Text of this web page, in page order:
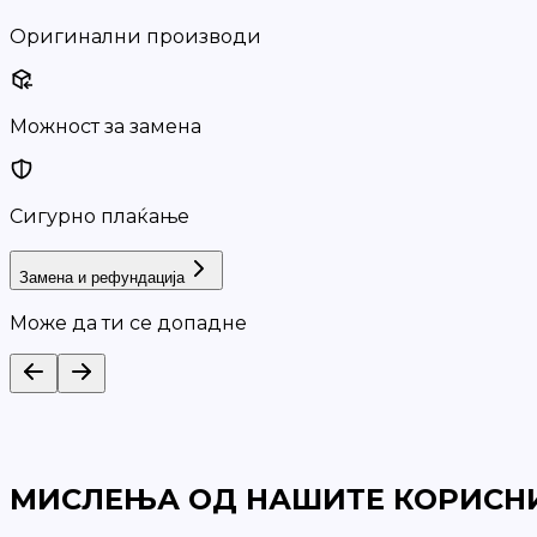
Оригинални производи
Можност за замена
Сигурно плаќање
Замена и рефундација
Може да ти се допадне
МИСЛЕЊА ОД НАШИТЕ